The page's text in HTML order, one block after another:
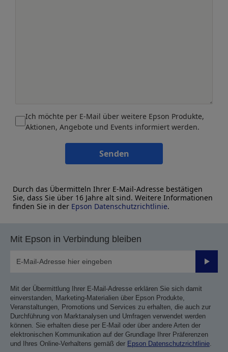
Ich möchte per E-Mail über weitere Epson Produkte,
Aktionen, Angebote und Events informiert werden.
Senden
Durch das Übermitteln Ihrer E-Mail-Adresse bestätigen
Sie, dass Sie über 16 Jahre alt sind. Weitere Informationen
finden Sie in der Epson Datenschutzrichtlinie.
Mit Epson in Verbindung bleiben
Mit der Übermittlung Ihrer E-Mail-Adresse erklären Sie sich damit
einverstanden, Marketing-Materialien über Epson Produkte,
Veranstaltungen, Promotions und Services zu erhalten, die auch zur
Durchführung von Marktanalysen und Umfragen verwendet werden
können. Sie erhalten diese per E-Mail oder über andere Arten der
elektronischen Kommunikation auf der Grundlage Ihrer Präferenzen
und Ihres Online-Verhaltens gemäß der Epson Datenschutzrichtlinie.